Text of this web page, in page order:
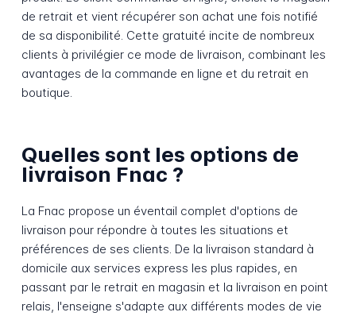
de retrait et vient récupérer son achat une fois notifié
de sa disponibilité. Cette gratuité incite de nombreux
clients à privilégier ce mode de livraison, combinant les
avantages de la commande en ligne et du retrait en
boutique.
Quelles sont les options de
livraison Fnac ?
La Fnac propose un éventail complet d'options de
livraison pour répondre à toutes les situations et
préférences de ses clients. De la livraison standard à
domicile aux services express les plus rapides, en
passant par le retrait en magasin et la livraison en point
relais, l'enseigne s'adapte aux différents modes de vie